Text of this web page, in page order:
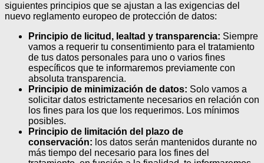
siguientes principios que se ajustan a las exigencias del
nuevo reglamento europeo de protección de datos:
Principio de licitud, lealtad y transparencia: Siempre
vamos a requerir tu consentimiento para el tratamiento
de tus datos personales para uno o varios fines
específicos que te informaremos previamente con
absoluta transparencia.
Principio de minimización de datos: Solo vamos a
solicitar datos estrictamente necesarios en relación con
los fines para los que los requerimos. Los mínimos
posibles.
Principio de limitación del plazo de
conservación: los datos serán mantenidos durante no
más tiempo del necesario para los fines del